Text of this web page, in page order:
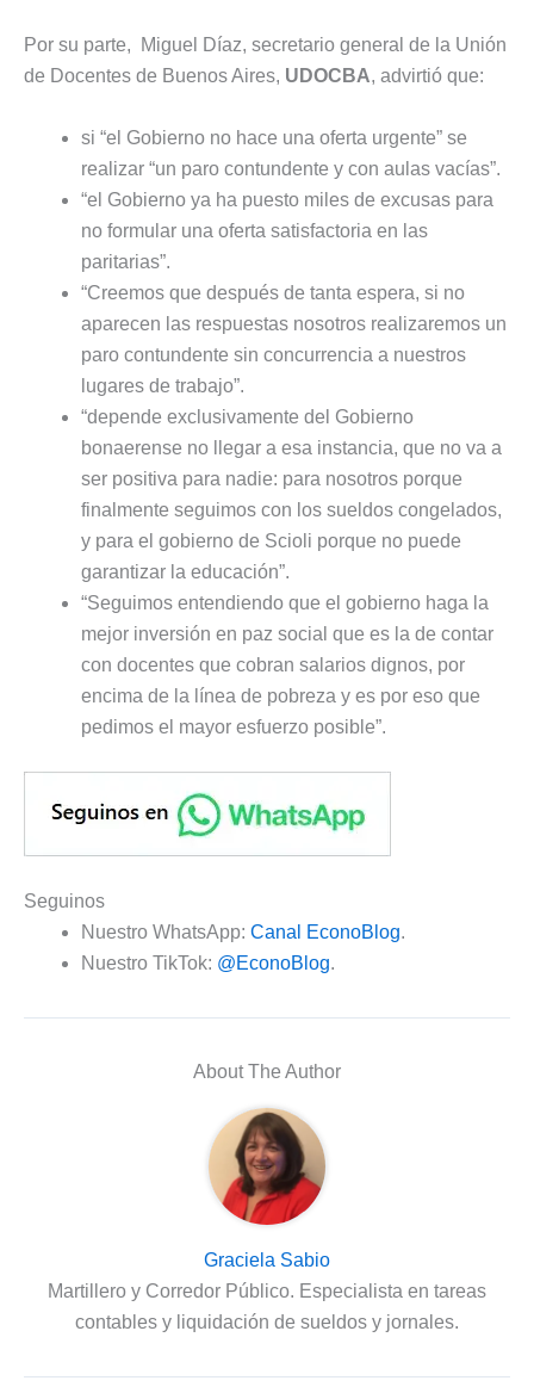
Por su parte, Miguel Díaz, secretario general de la Unión
de Docentes de Buenos Aires, UDOCBA, advirtió que:
si “el Gobierno no hace una oferta urgente” se
realizar “un paro contundente y con aulas vacías”.
“el Gobierno ya ha puesto miles de excusas para
no formular una oferta satisfactoria en las
paritarias”.
“Creemos que después de tanta espera, si no
aparecen las respuestas nosotros realizaremos un
paro contundente sin concurrencia a nuestros
lugares de trabajo”.
“depende exclusivamente del Gobierno
bonaerense no llegar a esa instancia, que no va a
ser positiva para nadie: para nosotros porque
finalmente seguimos con los sueldos congelados,
y para el gobierno de Scioli porque no puede
garantizar la educación”.
“Seguimos entendiendo que el gobierno haga la
mejor inversión en paz social que es la de contar
con docentes que cobran salarios dignos, por
encima de la línea de pobreza y es por eso que
pedimos el mayor esfuerzo posible”.
Seguinos
Nuestro WhatsApp: Canal EconoBlog.
Nuestro TikTok: @EconoBlog.
About The Author
Graciela Sabio
Martillero y Corredor Público. Especialista en tareas
contables y liquidación de sueldos y jornales.